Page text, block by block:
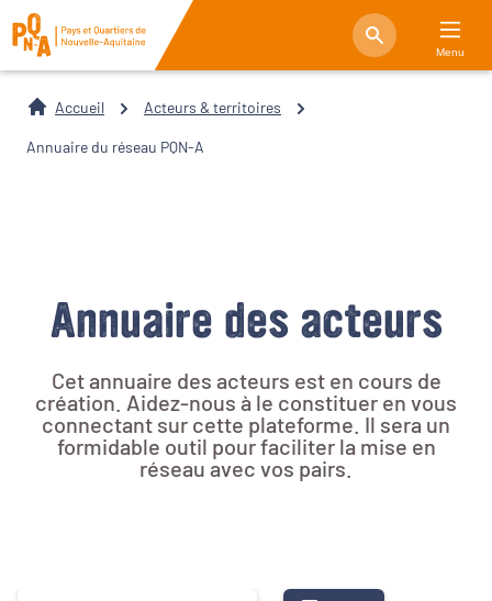
Menu
Accueil Acteurs & territoires
Annuaire du réseau PQN-A
Annuaire des acteurs
Cet annuaire des acteurs est en cours de
création. Aidez-nous à le constituer en vous
connectant sur cette plateforme. Il sera un
formidable outil pour faciliter la mise en
réseau avec vos pairs.